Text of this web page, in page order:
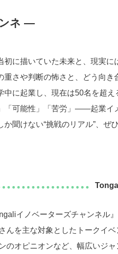
ネ —
初に描いていた未来と、現実に
重さや判断の怖さと、どう向き
中に起業し、現在は50名を超え
「可能性」「苦労」——起業イ
か聞けない“挑戦のリアル”、ぜ
イノベーターズチャンネル
んを主な対象としたトークイ
のオピニオンなど、幅広いジャ